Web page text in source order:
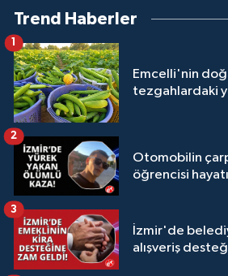
Trend Haberler
Emcelli'nin
tezgahlardaki
Otomobilin
öğrencisi
2
İzmir'de
alışveriş
3